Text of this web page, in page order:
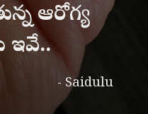
- Saidulu
ఆరోగ్య
ఇవే..